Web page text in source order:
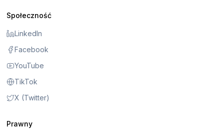
Społeczność
LinkedIn
Facebook
YouTube
TikTok
X (Twitter)
Prawny